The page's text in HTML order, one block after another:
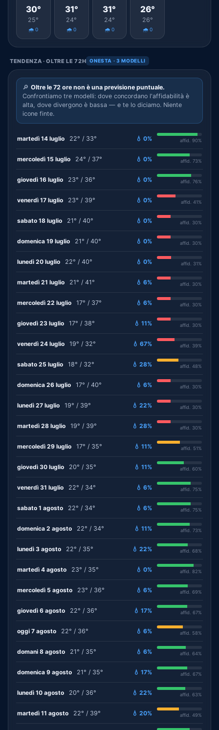
30°
25°
🌧️ 0
31°
24°
🌧️ 0
31°
24°
🌧️ 0
26°
26°
🌧️ 0
TENDENZA · OLTRE LE 72H ONESTA · 3 MODELLI
🔎 Oltre le 72 ore non è una previsione puntuale.
Confrontiamo tre modelli: dove concordano l'affidabilità è
alta, dove divergono è bassa — e te lo diciamo. Niente
icone finte.
martedì 14 luglio 22° / 33° 💧 0% affid. 90%
mercoledì 15 luglio 24° / 37° 💧 0% affid. 73%
giovedì 16 luglio 23° / 36° 💧 0% affid. 76%
venerdì 17 luglio 23° / 39° 💧 0% affid. 41%
sabato 18 luglio 21° / 40° 💧 0% affid. 30%
domenica 19 luglio 21° / 40° 💧 0% affid. 30%
lunedì 20 luglio 22° / 40° 💧 0% affid. 31%
martedì 21 luglio 21° / 41° 💧 6% affid. 30%
mercoledì 22 luglio 17° / 37° 💧 6% affid. 30%
giovedì 23 luglio 17° / 38° 💧 11% affid. 30%
venerdì 24 luglio 19° / 32° 💧 67% affid. 39%
sabato 25 luglio 18° / 32° 💧 28% affid. 48%
domenica 26 luglio 17° / 40° 💧 6% affid. 30%
lunedì 27 luglio 19° / 39° 💧 22% affid. 30%
martedì 28 luglio 19° / 39° 💧 28% affid. 30%
mercoledì 29 luglio 17° / 35° 💧 11% affid. 51%
giovedì 30 luglio 20° / 35° 💧 11% affid. 60%
venerdì 31 luglio 22° / 34° 💧 6% affid. 75%
sabato 1 agosto 22° / 34° 💧 6% affid. 75%
domenica 2 agosto 22° / 34° 💧 11% affid. 73%
lunedì 3 agosto 22° / 35° 💧 22% affid. 68%
martedì 4 agosto 23° / 35° 💧 0% affid. 82%
mercoledì 5 agosto 23° / 36° 💧 6% affid. 69%
giovedì 6 agosto 22° / 36° 💧 17% affid. 67%
oggi 7 agosto 22° / 36° 💧 6% affid. 58%
domani 8 agosto 21° / 35° 💧 6% affid. 64%
domenica 9 agosto 21° / 35° 💧 17% affid. 67%
lunedì 10 agosto 20° / 36° 💧 22% affid. 63%
martedì 11 agosto 22° / 39° 💧 20% affid. 49%